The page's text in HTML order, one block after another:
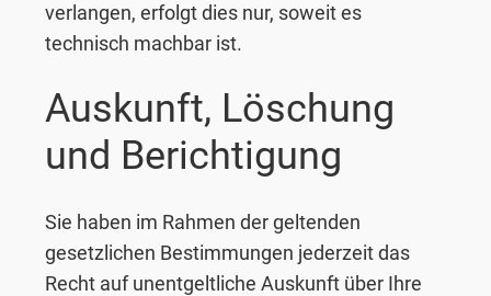
verlangen, erfolgt dies nur, soweit es
technisch machbar ist.
Auskunft, Löschung
und Berichtigung
Sie haben im Rahmen der geltenden
gesetzlichen Bestimmungen jederzeit das
Recht auf unentgeltliche Auskunft über Ihre